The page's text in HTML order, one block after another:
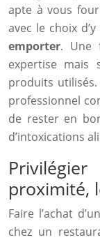
apte à vous
avec le choix
emporter. Une
expertise mais
produits
professionnel
de rester en
d’intoxications
proximité,
Faire l’achat
chez un